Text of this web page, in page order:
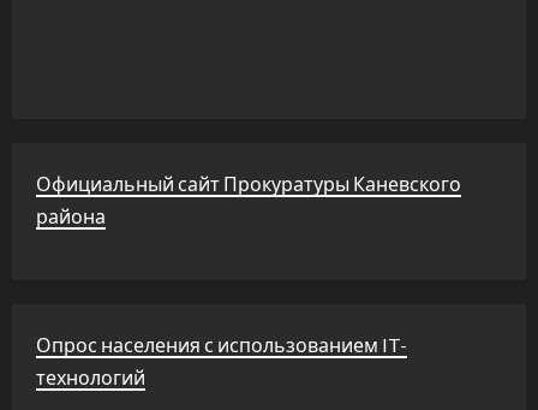
Официальный сайт Прокуратуры Каневского
района
Опрос населения с использованием IT-
технологий